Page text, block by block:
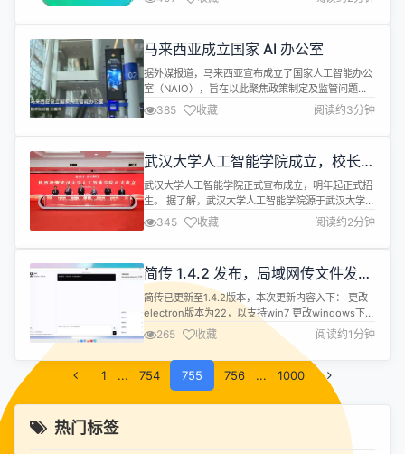
完成等特性，功能丰富，界面美观，但软件本身不提
供底层功能，需要使用者自行安装
TeXLive ，软件源于 Texmaker，...
马来西亚成立国家 AI 办公室
据外媒报道，马来西亚宣布成立了国家人工智能办公
室（NAIO），旨在以此聚焦政策制定及监管问题，
推动马来西亚及其他地区的人工智能领导力，从而将
马来西亚打造为人工智能区域中心。 根据NAIO官网
信息，该机构由MyDigital Corporation（马来西亚
能议程的中央机构。据介绍，NAIO将从推动人工智
能投资、推...
385 收藏 阅读约3分钟
武汉大学人工智能学院成立，校长担
任院长
武汉大学人工智能学院正式宣布成立，明年起正式招
生。 据了解，武汉大学人工智能学院源于武汉大学计
算机学院人工智能系，在此基础上独立成为新的学
院，由武汉大学校长张平文院士亲任人工智能学院院
长。清华大学胡事民院士担任武汉大学计算机学科建
学院、国家网络安全学院三个学院协同发展。 武汉大
学人工智能学院建设本硕博一体化培养体...
345 收藏 阅读约2分钟
简传 1.4.2 发布，局域网传文件发消
息工具
简传已更新至1.4.2版本，本次更新内容入下： 更改
electron版本为22，以支持win7 更改windows下上
传文件路径到简传安装目录下，不再放在c盘临时目
录，再也不怕c盘满了，同时增加文件路径打开页面
需要将原上传的文件剪切到新版上传文件路径下，才
能下载以前的文件（新用户直接安装1.4.1版本的不用
此步骤） 增加视频文件播放 优化文件图标根据文件
类...
265 收藏 阅读约1分钟
1 ... 754 755 756 ... 1000
热门标签